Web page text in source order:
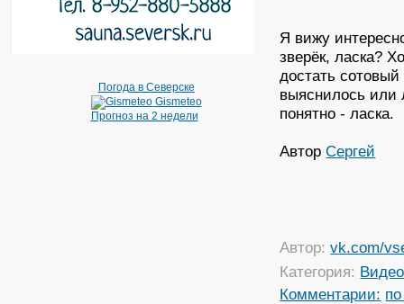
Погода в Северске
Gismeteo
Прогноз на 2 недели
Я вижу
зверёк, ласка?
достать
выяснилось или
понятно - ласка.
АвторСергей
Автор:vk.com/
Категория: Видео
Комментарии: